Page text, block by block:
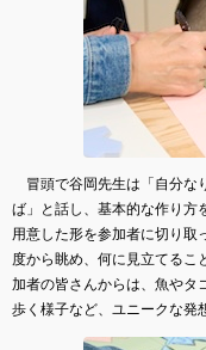
冒頭で谷岡先生は「自分な
ば」と話し、基本的な作り方
用意した形を参加者に切り取
度から眺め、何に見立てるこ
加者の皆さんからは、魚やタ
歩く様子など、ユニークな発